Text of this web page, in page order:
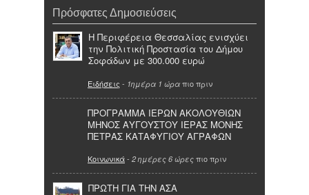
Πρόσφατες Δημοσιεύσεις
Η Περιφέρεια Θεσσαλίας ενισχύει
την Πολιτική Προστασία του Δήμου
Σοφάδων με 300.000 ευρώ
Ειδήσεις - 1ημέρα 1 ώρα πιο πριν
ΠΡΟΓΡΑΜΜΑ ΙΕΡΩΝ ΑΚΟΛΟΥΘΙΩΝ
ΜΗΝΟΣ ΑΥΓΟΥΣΤΟΥ ΙΕΡΑΣ ΜΟΝΗΣ
ΠΕΤΡΑΣ ΚΑΤΑΦΥΓΙΟΥ ΑΓΡΑΦΩΝ
Κοινωνικά- 2 ημέρες 6 ώρες πιο πριν
ΠΡΩΤΗ ΓΙΑ ΤΗΝ ΑΣΑ